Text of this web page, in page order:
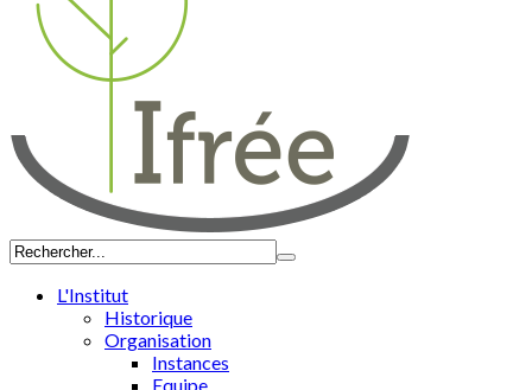
L'Institut
Historique
Organisation
Instances
Equipe